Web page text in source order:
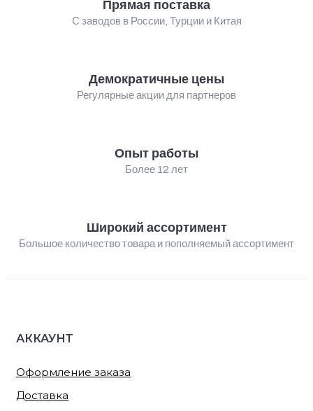
Прямая поставка
С заводов в России, Турции и Китая
Демократичные цены
Регулярные акции для партнеров
Опыт работы
Более 12 лет
Широкий ассортимент
Большое количество товара и пополняемый ассортимент
АККАУНТ
Оформление заказа
Доставка